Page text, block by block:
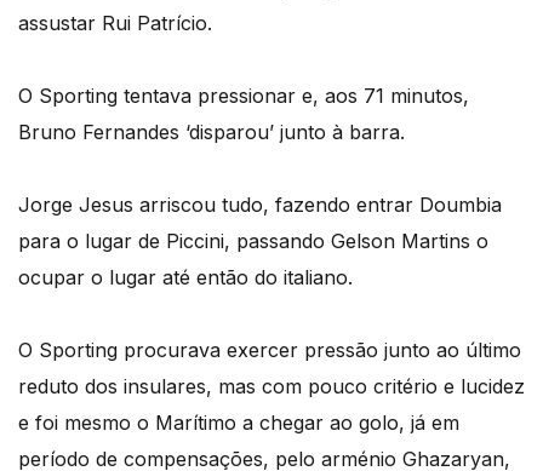
assustar Rui Patrício.
O Sporting tentava pressionar e, aos 71 minutos,
Bruno Fernandes ‘disparou’ junto à barra.
Jorge Jesus arriscou tudo, fazendo entrar Doumbia
para o lugar de Piccini, passando Gelson Martins o
ocupar o lugar até então do italiano.
O Sporting procurava exercer pressão junto ao último
reduto dos insulares, mas com pouco critério e lucidez
e foi mesmo o Marítimo a chegar ao golo, já em
período de compensações, pelo arménio Ghazaryan,